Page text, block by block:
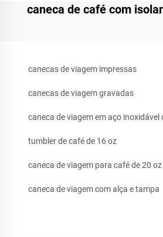
caneca de café com
canecas de viagem impressas
canecas de viagem gravadas
caneca de viagem em aço inoxidável
tumbler de café de 16 oz
caneca de viagem para café de 20 oz
caneca de viagem com alça e tampa